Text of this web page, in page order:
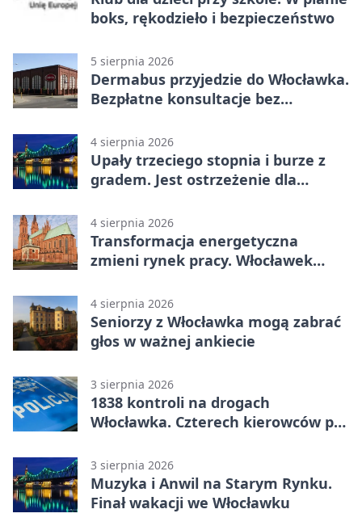
boks, rękodzieło i bezpieczeństwo
5 sierpnia 2026
Dermabus przyjedzie do Włocławka.
Bezpłatne konsultacje bez
4 sierpnia 2026
Upały trzeciego stopnia i burze z
gradem. Jest ostrzeżenie dla
4 sierpnia 2026
Transformacja energetyczna
zmieni rynek pracy. Włocławek
4 sierpnia 2026
Seniorzy z Włocławka mogą zabrać
głos w ważnej ankiecie
3 sierpnia 2026
1838 kontroli na drogach
Włocławka. Czterech kierowców po
3 sierpnia 2026
Muzyka i Anwil na Starym Rynku.
Finał wakacji we Włocławku